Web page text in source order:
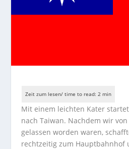
Mit einem leichten Kater
nach Taiwan. Nachdem wir
gelassen worden waren,
rechtzeitig zum Hauptbahnhof